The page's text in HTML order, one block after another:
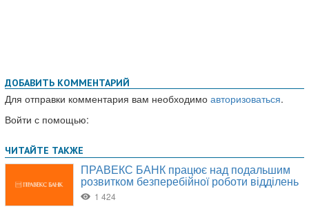
ДОБАВИТЬ КОММЕНТАРИЙ
Для отправки комментария вам необходимо авторизоваться.
Войти с помощью: